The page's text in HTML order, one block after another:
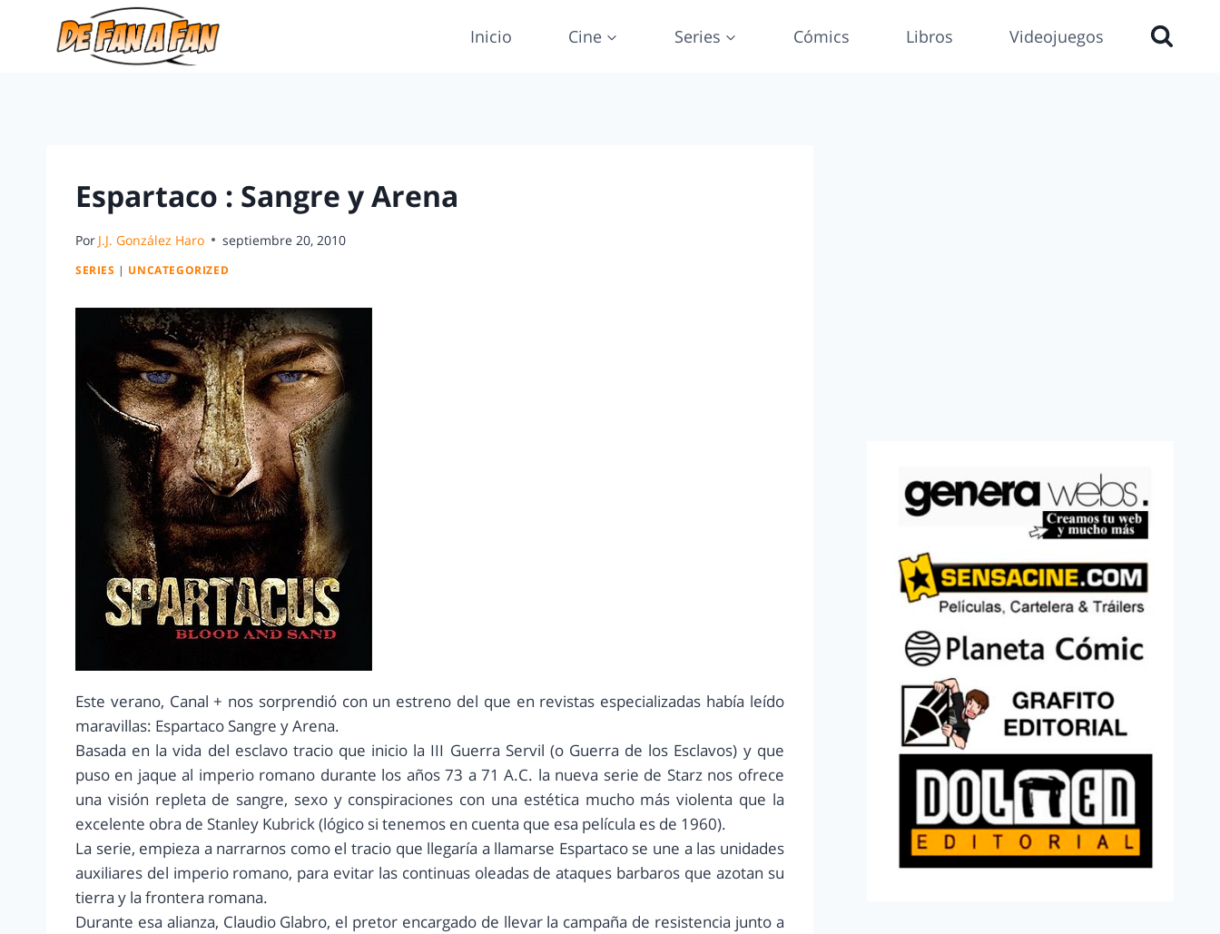
Inicio Cine Series Cómics Libros Videojuegos
Espartaco : Sangre y Arena
Por J.J. González Haro septiembre 20, 2010
SERIES | UNCATEGORIZED
Este verano, Canal + nos sorprendió con un estreno del que en revistas especializadas había leído
maravillas: Espartaco Sangre y Arena.
Basada en la vida del esclavo tracio que inicio la III Guerra Servil (o Guerra de los Esclavos) y que
puso en jaque al imperio romano durante los años 73 a 71 A.C. la nueva serie de Starz nos ofrece
una visión repleta de sangre, sexo y conspiraciones con una estética mucho más violenta que la
excelente obra de Stanley Kubrick (lógico si tenemos en cuenta que esa película es de 1960).
La serie, empieza a narrarnos como el tracio que llegaría a llamarse Espartaco se une a las unidades
auxiliares del imperio romano, para evitar las continuas oleadas de ataques barbaros que azotan su
tierra y la frontera romana.
Durante esa alianza, Claudio Glabro, el pretor encargado de llevar la campaña de resistencia junto a